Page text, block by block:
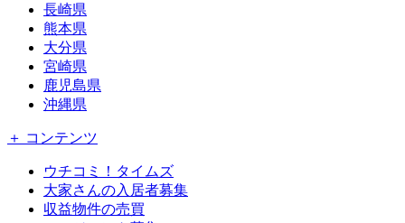
長崎県
熊本県
大分県
宮崎県
鹿児島県
沖縄県
＋ コンテンツ
ウチコミ！タイムズ
大家さんの入居者募集
収益物件の売買